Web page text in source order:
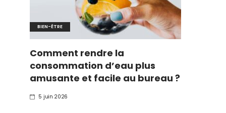
BIEN-ÊTRE
Comment rendre la
consommation d’eau plus
amusante et facile au bureau ?
5 juin 2026